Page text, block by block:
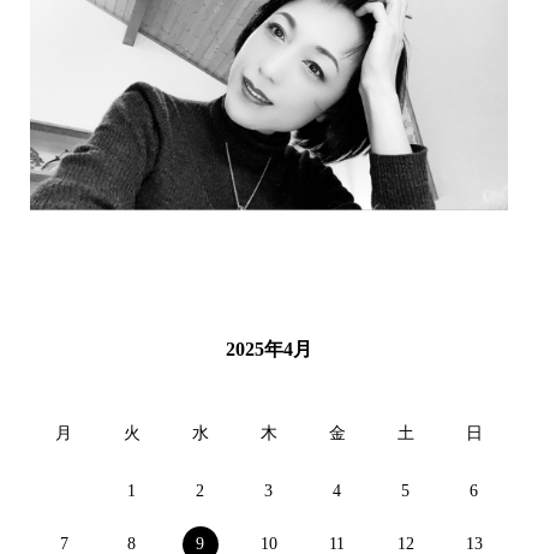
2025年4月
月 火 水 木 金 土 日
1 2 3 4 5 6
7 8 9 10 11 12 13